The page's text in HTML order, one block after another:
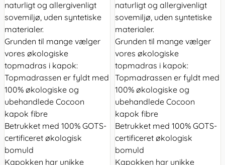
naturligt og allergivenligt
sovemiljø, uden syntetiske
materialer.
Grunden til mange vælger
vores økologiske
topmadras i kapok:
Topmadrassen er fyldt med
100% økologiske og
ubehandlede Cocoon
kapok fibre
Betrukket med 100% GOTS-
certificeret økologisk
bomuld
Kapokken har unikke
naturligt og allergivenligt
sovemiljø, uden syntetiske
materialer.
Grunden til mange vælger
vores økologiske
topmadras i kapok:
Topmadrassen er fyldt med
100% økologiske og
ubehandlede Cocoon
kapok fibre
Betrukket med 100% GOTS-
certificeret økologisk
bomuld
Kapokken har unikke